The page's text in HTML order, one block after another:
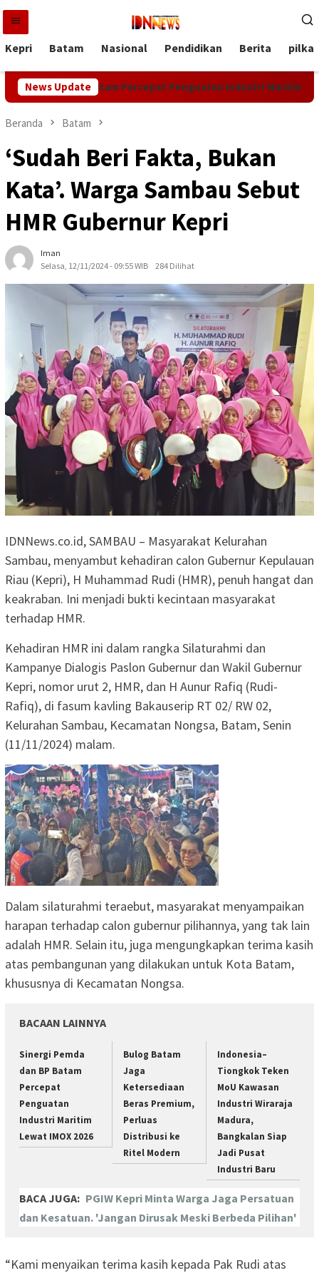
Loncat
konten
Kepri Batam Nasional Pendidikan Berita
News Update
dan BP Batam Percepat Penguatan Industri Maritim Lewat
Beranda Batam
‘Sudah Beri Fakta, Bukan
Kata’. Warga Sambau Sebut
HMR Gubernur Kepri
Iman
Selasa, 12/11/2024 - 09:55 WIB
284 Dilihat
IDNNews.co.id, SAMBAU – Masyarakat Kelurahan
Sambau, menyambut kehadiran calon Gubernur Kepulauan
Riau (Kepri), H Muhammad Rudi (HMR), penuh hangat dan
keakraban. Ini menjadi bukti kecintaan masyarakat
terhadap HMR.
Kehadiran HMR ini dalam rangka Silaturahmi dan
Kampanye Dialogis Paslon Gubernur dan Wakil Gubernur
Kepri, nomor urut 2, HMR, dan H Aunur Rafiq (Rudi-
Rafiq), di fasum kavling Bakauserip RT 02/ RW 02,
Kelurahan Sambau, Kecamatan Nongsa, Batam, Senin
(11/11/2024) malam.
Dalam silaturahmi teraebut, masyarakat menyampaikan
harapan terhadap calon gubernur pilihannya, yang tak lain
adalah HMR. Selain itu, juga mengungkapkan terima kasih
atas pembangunan yang dilakukan untuk Kota Batam,
khususnya di Kecamatan Nongsa.
BACAAN LAINNYA
Sinergi Pemda
dan BP Batam
Percepat
Penguatan
Industri Maritim
Lewat IMOX 2026
Bulog Batam
Jaga
Ketersediaan
Beras Premium,
Perluas
Distribusi ke
Ritel Modern
Indonesia–
Tiongkok Teken
MoU Kawasan
Industri Wiraraja
Madura,
Bangkalan Siap
Jadi Pusat
Industri Baru
BACA JUGA: PGIW Kepri Minta Warga Jaga Persatuan
dan Kesatuan. 'Jangan Dirusak Meski Berbeda Pilihan'
“Kami menyaikan terima kasih kepada Pak Rudi atas